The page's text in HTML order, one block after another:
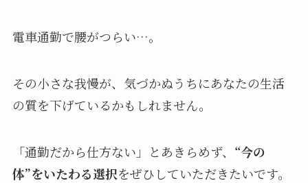
電車通勤で腰がつらい…。
その小さな我慢が、気づかぬうちにあなたの生活
の質を下げているかもしれません。
「通勤だから仕方ない」とあきらめず、 “今の
体”をいたわる選択をぜひしていただきたいです。